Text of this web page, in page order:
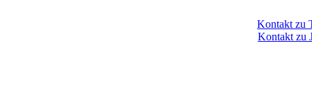
Kontakt zu
Kontakt zu